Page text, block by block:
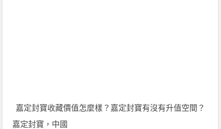
嘉定封寶收藏價值怎麼樣？嘉定封寶有沒有升值空間？
嘉定封寶，中國